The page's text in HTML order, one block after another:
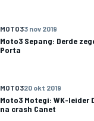
MOTO33 nov 2019
Moto3 Sepang: Derde
Porta
MOTO320 okt 2019
Moto3 Motegi: WK-
na crash Canet